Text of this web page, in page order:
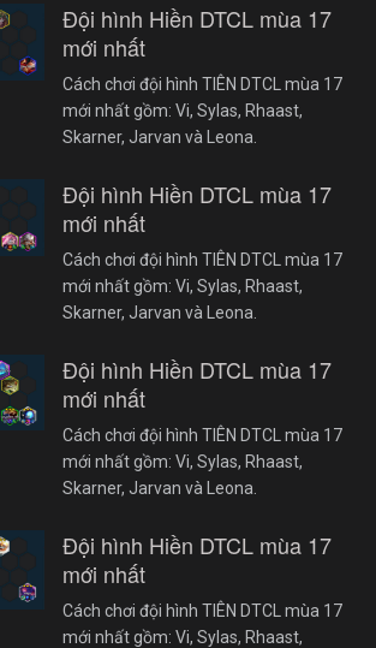
Đội hình Hiền DTCL mùa 17
mới nhất
Cách chơi đội hình TIÊN DTCL mùa 17
mới nhất gồm: Vi, Sylas, Rhaast,
Skarner, Jarvan và Leona.
Đội hình Hiền DTCL mùa 17
mới nhất
Cách chơi đội hình TIÊN DTCL mùa 17
mới nhất gồm: Vi, Sylas, Rhaast,
Skarner, Jarvan và Leona.
Đội hình Hiền DTCL mùa 17
mới nhất
Cách chơi đội hình TIÊN DTCL mùa 17
mới nhất gồm: Vi, Sylas, Rhaast,
Skarner, Jarvan và Leona.
Đội hình Hiền DTCL mùa 17
mới nhất
Cách chơi đội hình TIÊN DTCL mùa 17
mới nhất gồm: Vi, Sylas, Rhaast,